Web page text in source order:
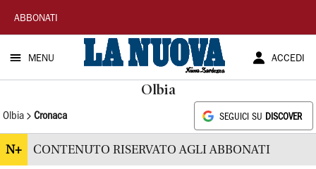
La
Nuova
Sardegna
ABBONATI
MENU ACCEDI
Olbia
Olbia Cronaca SEGUICI SU DISCOVER
N+ CONTENUTO RISERVATO AGLI ABBONATI